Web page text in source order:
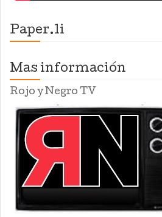
Paper.li
Mas información
Rojo y Negro TV